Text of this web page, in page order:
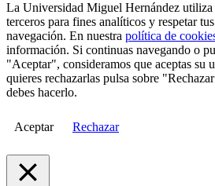
La Universidad Miguel Hernández utiliza
terceros para fines analíticos y respetar
navegación. En nuestra política de
información. Si continuas navegando o
"Aceptar", consideramos que aceptas su
quieres rechazarlas pulsa sobre
debes hacerlo.
Aceptar Rechazar